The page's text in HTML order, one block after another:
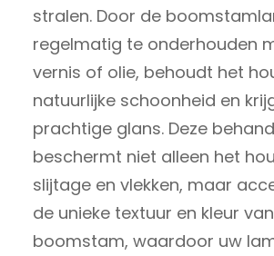
stralen. Door de
regelmatig te onderhouden
vernis of olie, behoudt het
natuurlijke schoonheid en
prachtige glans. Deze
beschermt niet alleen het
slijtage en vlekken, maar
de unieke textuur en kleur
boomstam, waardoor uw